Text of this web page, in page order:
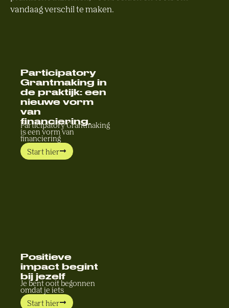
vandaag verschil te maken.
Participatory
Grantmaking in
de praktijk: een
nieuwe vorm
van
financiering.
Participatory Grantmaking
is een vorm van
financiering
Start hier
Positieve
impact begint
bij jezelf
Je bent ooit begonnen
omdat je iets
Start hier